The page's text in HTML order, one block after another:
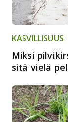
KASVILLISUUS
Miksi
sitä vielä